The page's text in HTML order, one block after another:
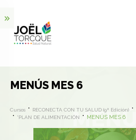
MENÚS MES 6
Cursos RECONECTA CON TU SALUD (9ª Edición)
*PLAN DE ALIMENTACIÓN
MENÚS MES 6